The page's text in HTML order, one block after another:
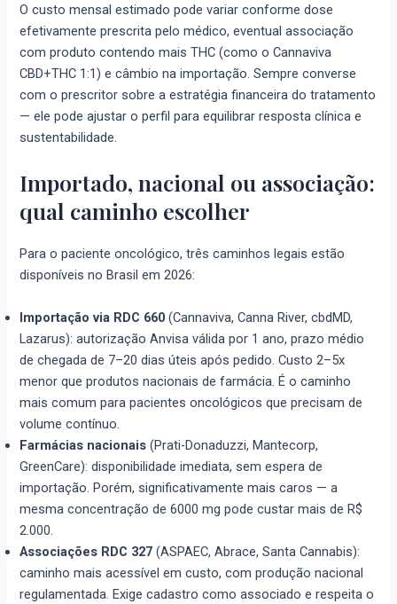
O custo mensal estimado pode variar conforme dose
efetivamente prescrita pelo médico, eventual associação
com produto contendo mais THC (como o Cannaviva
CBD+THC 1:1) e câmbio na importação. Sempre converse
com o prescritor sobre a estratégia financeira do tratamento
— ele pode ajustar o perfil para equilibrar resposta clínica e
sustentabilidade.
Importado, nacional ou associação:
qual caminho escolher
Para o paciente oncológico, três caminhos legais estão
disponíveis no Brasil em 2026:
Importação via RDC 660 (Cannaviva, Canna River, cbdMD,
Lazarus): autorização Anvisa válida por 1 ano, prazo médio
de chegada de 7–20 dias úteis após pedido. Custo 2–5x
menor que produtos nacionais de farmácia. É o caminho
mais comum para pacientes oncológicos que precisam de
volume contínuo.
Farmácias nacionais (Prati-Donaduzzi, Mantecorp,
GreenCare): disponibilidade imediata, sem espera de
importação. Porém, significativamente mais caros — a
mesma concentração de 6000 mg pode custar mais de R$
2.000.
Associações RDC 327 (ASPAEC, Abrace, Santa Cannabis):
caminho mais acessível em custo, com produção nacional
regulamentada. Exige cadastro como associado e respeita o